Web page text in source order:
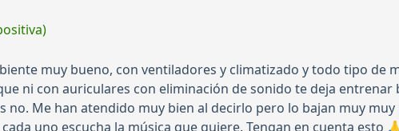
muy bueno, con ventiladores y climatizado y todo tipo de
ni con auriculares con eliminación de sonido te deja
no. Me han atendido muy bien al decirlo pero lo bajan muy
uno escucha la música que quiere. Tengan en cuenta esto